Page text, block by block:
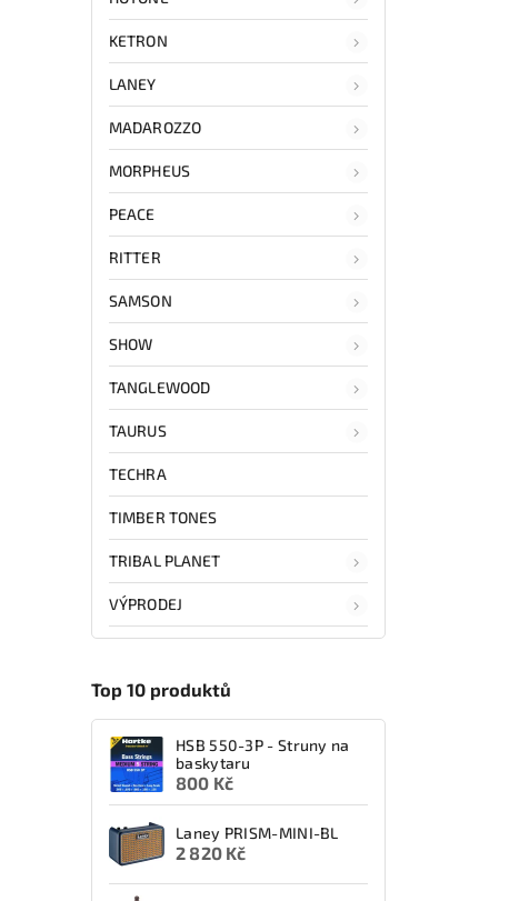
KETRON
LANEY
MADAROZZO
MORPHEUS
PEACE
RITTER
SAMSON
SHOW
TANGLEWOOD
TAURUS
TECHRA
TIMBER TONES
TRIBAL PLANET
VÝPRODEJ
Top 10 produktů
HSB 550-3P - Struny na
baskytaru
800 Kč
Laney PRISM-MINI-BL
2 820 Kč